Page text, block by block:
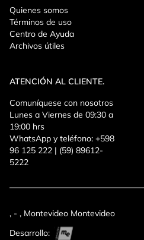
Quienes somos
Términos de uso
Centro de Ayuda
Archivos útiles
ATENCIÓN AL CLIENTE.
Comuníquese con nosotros
Lunes a Viernes de 09:30 a
19:00 hrs
WhatsApp y teléfono: +598
96 125 222 | (59) 89612-
5222
Desarrollo:
, - , Montevideo Montevideo